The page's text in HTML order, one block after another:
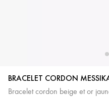
BRACELET CORDON
Bracelet cordon beige et or
Cordon
Crème
Cordon
Rose
Cordon
Bleu
Cordon
Jaune
Cordon
Noir Beige
Cordon
Orange